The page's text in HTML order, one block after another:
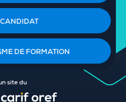
DE FORMATION
site du